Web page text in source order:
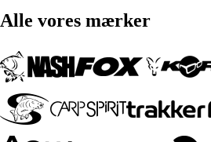
Alle vores mærker